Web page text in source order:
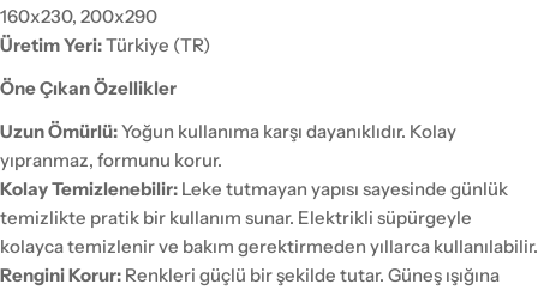
160x230, 200x290
Üretim Yeri:Türkiye (TR)
Öne Çıkan Özellikler
Uzun Ömürlü:Yoğun kullanıma karşı dayanıklıdır. Kolay
yıpranmaz, formunu korur.
Kolay Temizlenebilir: Leke tutmayan yapısı sayesinde günlük
temizlikte pratik bir kullanım sunar. Elektrikli süpürgeyle
kolayca temizlenir ve bakım gerektirmeden yıllarca kullanılabilir.
Rengini Korur: Renkleri güçlü bir şekilde tutar. Güneş ışığına